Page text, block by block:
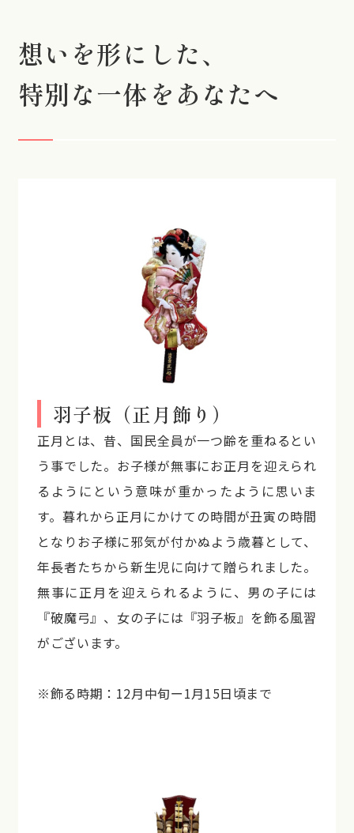
想いを形にした、
特別な一体をあなたへ
羽子板（正月飾り）
正月とは、昔、国民全員が一つ齢を重ねるとい
う事でした。お子様が無事にお正月を迎えられ
るようにという意味が重かったように思いま
す。暮れから正月にかけての時間が丑寅の時間
となりお子様に邪気が付かぬよう歳暮として、
年長者たちから新生児に向けて贈られました。
無事に正月を迎えられるように、男の子には
『破魔弓』、女の子には『羽子板』を飾る風習
がございます。
※飾る時期：12月中旬ー1月15日頃まで